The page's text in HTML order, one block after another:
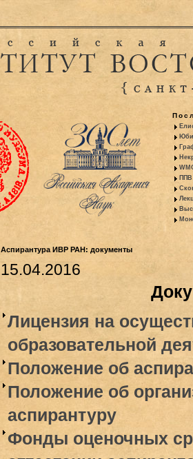
ППВ
Аспирантура ИВР РАН: документы
15.04.2016
Лицензия на
образовательной
Положение об
Положение об
аспирантуру
Фонды оценочных